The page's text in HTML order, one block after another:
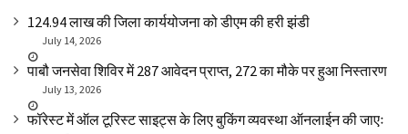
₹124.94 लाख की जिला कार्ययोजना को डीएम की हरी झंडी
July 14, 2026
पाबौ जनसेवा शिविर में 287 आवेदन प्राप्त, 272 का मौके पर हुआ निस्तारण
July 13, 2026
फॉरेस्ट में ऑल टूरिस्ट साइट्स के लिए बुकिंग व्यवस्था ऑनलाईन की जाएः